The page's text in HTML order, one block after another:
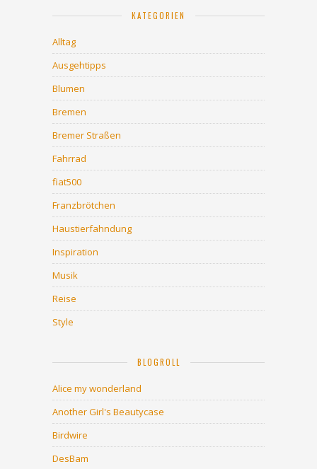
KATEGORIEN
Alltag
Ausgehtipps
Blumen
Bremen
Bremer Straßen
Fahrrad
fiat500
Franzbrötchen
Haustierfahndung
Inspiration
Musik
Reise
Style
BLOGROLL
Alice my wonderland
Another Girl's Beautycase
Birdwire
DesBam